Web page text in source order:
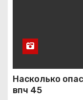
Насколько
впч 45